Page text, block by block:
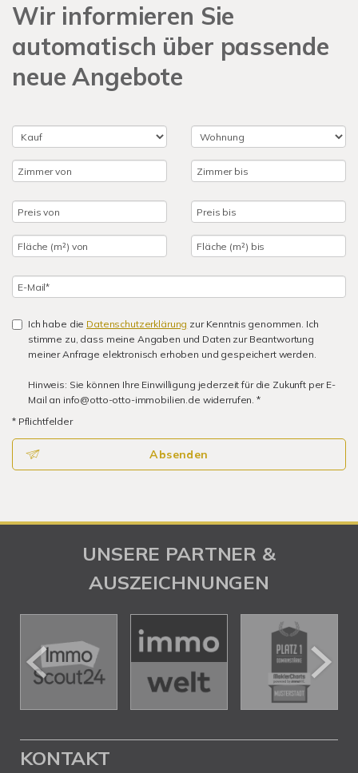
Wir informieren Sie
automatisch über passende
neue Angebote
Ich habe die Datenschutzerklärung zur Kenntnis genommen. Ich
stimme zu, dass meine Angaben und Daten zur Beantwortung
meiner Anfrage elektronisch erhoben und gespeichert werden.
Hinweis: Sie können Ihre Einwilligung jederzeit für die Zukunft per E-
Mail an info@otto-otto-immobilien.de widerrufen. *
* Pflichtfelder
Absenden
UNSERE PARTNER &
AUSZEICHNUNGEN
KONTAKT